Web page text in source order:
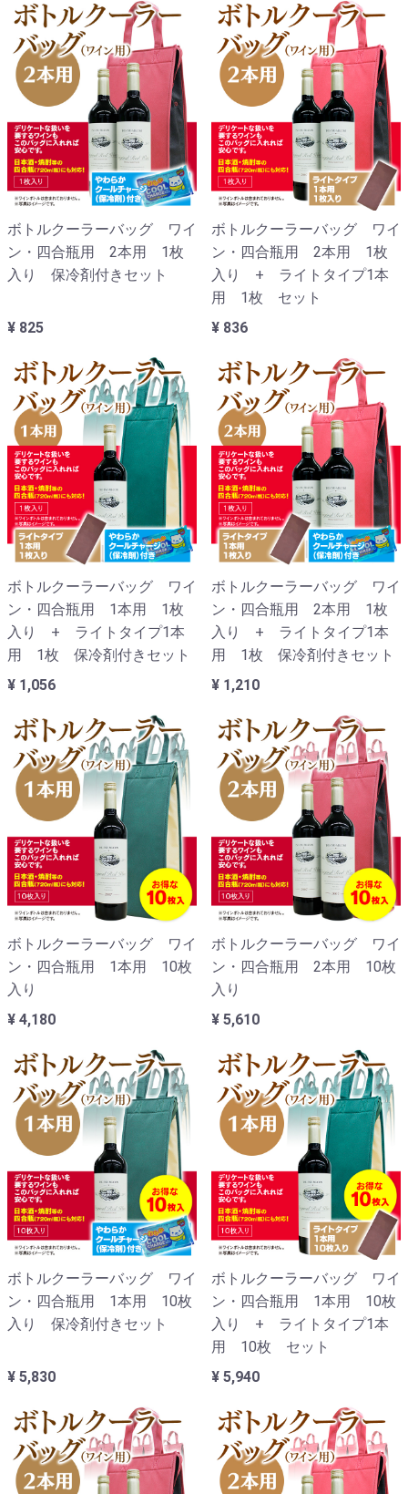
ボトルクーラーバッグ ワイ
ン・四合瓶用 2本用 1枚
入り 保冷剤付きセット
¥ 825
ボトルクーラーバッグ ワイ
ン・四合瓶用 2本用 1枚
入り + ライトタイプ1本
用 1枚 セット
¥ 836
ボトルクーラーバッグ ワイ
ン・四合瓶用 1本用 1枚
入り + ライトタイプ1本
用 1枚 保冷剤付きセット
¥ 1,056
ボトルクーラーバッグ ワイ
ン・四合瓶用 2本用 1枚
入り + ライトタイプ1本
用 1枚 保冷剤付きセット
¥ 1,210
ボトルクーラーバッグ ワイ
ン・四合瓶用 1本用 10枚
入り
¥ 4,180
ボトルクーラーバッグ ワイ
ン・四合瓶用 2本用 10枚
入り
¥ 5,610
ボトルクーラーバッグ ワイ
ン・四合瓶用 1本用 10枚
入り 保冷剤付きセット
¥ 5,830
ボトルクーラーバッグ ワイ
ン・四合瓶用 1本用 10枚
入り + ライトタイプ1本
用 10枚 セット
¥ 5,940